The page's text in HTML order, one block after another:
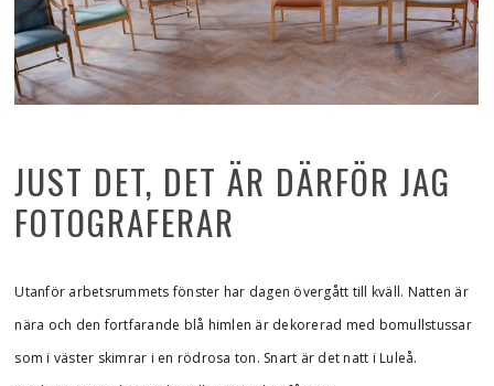
JUST DET, DET ÄR DÄRFÖR JAG
FOTOGRAFERAR
Utanför arbetsrummets fönster har dagen övergått till kväll. Natten är
nära och den fortfarande blå himlen är dekorerad med bomullstussar
som i väster skimrar i en rödrosa ton. Snart är det natt i Luleå.